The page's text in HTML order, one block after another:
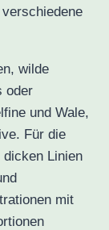
wilde
oder
und Wale,
Für die
Linien
mit